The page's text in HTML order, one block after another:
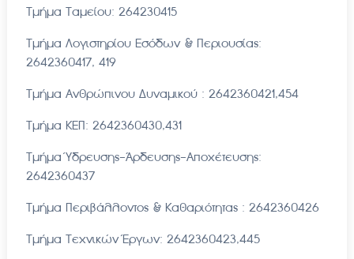
Τμήμα Ταμείου: 264230415
Τμήμα Λογιστηρίου Εσόδων & Περιουσίας:
2642360417, 419
Τμήμα Ανθρώπινου Δυναμικού : 2642360421,454
Τμήμα ΚΕΠ: 2642360430,431
Τμήμα Ύδρευσης-Άρδευσης-Αποχέτευσης:
2642360437
Τμήμα Περιβάλλοντος & Καθαριότητας : 2642360426
Τμήμα Τεχνικών Έργων: 2642360423,445